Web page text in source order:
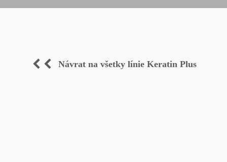
Návrat na všetky línie Keratin Plus